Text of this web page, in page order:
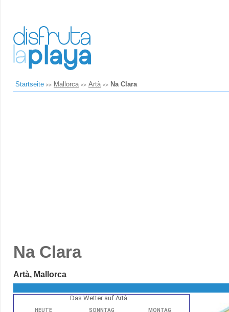
Startseite Mallorca Artà Na Clara
Na Clara
Artà, Mallorca
Das Wetter auf Artà